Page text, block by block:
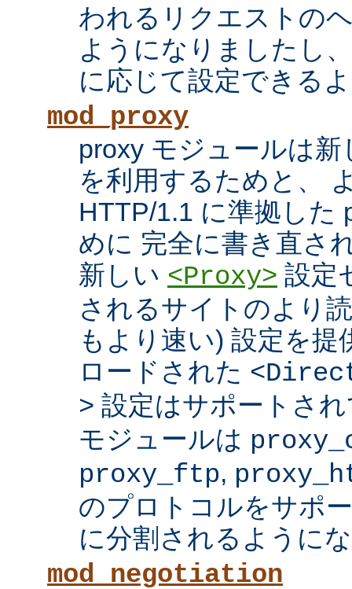
われるリクエストの
ようになりましたし
に応じて設定できる
mod_proxy
proxy モジュールは
を利用するためと、
HTTP/1.1 に準拠した
めに 完全に書き直さ
新しい <Proxy> 設定
されるサイトのより
もより速い) 設定を
ロードされた
> 設定はサポートさ
モジュールは
proxy_ftp,
のプロトコルをサポ
に分割されるように
mod_negotiation